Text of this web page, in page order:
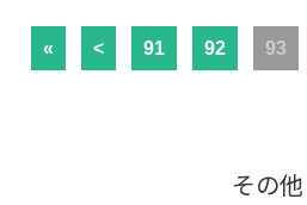
« < 91 92 93
その他